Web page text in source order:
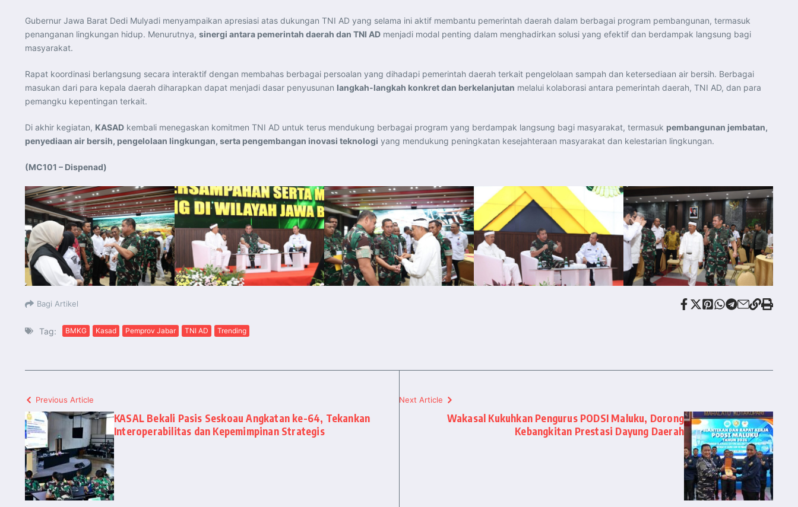
Gubernur Jawa Barat Dedi Mulyadi menyampaikan apresiasi atas dukungan TNI AD yang selama ini aktif membantu pemerintah daerah dalam berbagai program pembangunan, termasuk
penanganan lingkungan hidup. Menurutnya, sinergi antara pemerintah daerah dan TNI AD menjadi modal penting dalam menghadirkan solusi yang efektif dan berdampak langsung bagi
masyarakat.
Rapat koordinasi berlangsung secara interaktif dengan membahas berbagai persoalan yang dihadapi pemerintah daerah terkait pengelolaan sampah dan ketersediaan air bersih. Berbagai
masukan dari para kepala daerah diharapkan dapat menjadi dasar penyusunan langkah-langkah konkret dan berkelanjutan melalui kolaborasi antara pemerintah daerah, TNI AD, dan para
pemangku kepentingan terkait.
Di akhir kegiatan, KASAD kembali menegaskan komitmen TNI AD untuk terus mendukung berbagai program yang berdampak langsung bagi masyarakat, termasuk pembangunan jembatan,
penyediaan air bersih, pengelolaan lingkungan, serta pengembangan inovasi teknologi yang mendukung peningkatan kesejahteraan masyarakat dan kelestarian lingkungan.
(MC101 – Dispenad)
Bagi Artikel
Tag: BMKG Kasad Pemprov Jabar TNI AD Trending
Previous Article
KASAL Bekali Pasis Seskoau Angkatan ke-64, Tekankan
Interoperabilitas dan Kepemimpinan Strategis
Next Article
Wakasal Kukuhkan Pengurus PODSI Maluku, Dorong
Kebangkitan Prestasi Dayung Daerah